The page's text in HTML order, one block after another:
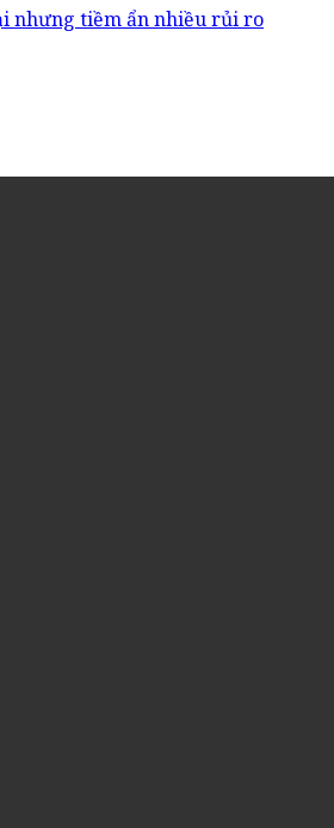
nhưng tiềm ẩn nhiều rủi ro